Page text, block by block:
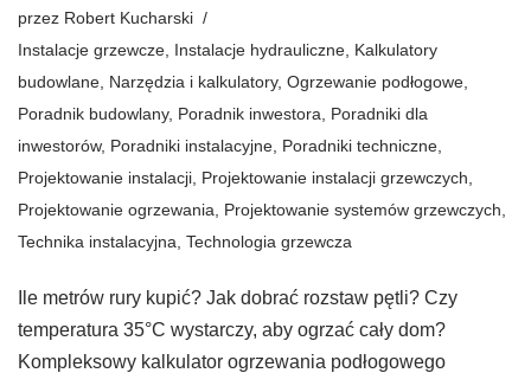
przez Robert Kucharski
Instalacje grzewcze Instalacje hydrauliczne Kalkulatory
budowlane Narzędzia i kalkulatory, Ogrzewanie podłogowe
Poradnik budowlany, Poradnik inwestora
Poradniki dla
inwestorów, Poradniki instalacyjne Poradniki techniczne
Projektowanie instalacji Projektowanie instalacji grzewczych
Projektowanie ogrzewania
Projektowanie systemów grzewczych
Technika instalacyjna Technologia grzewcza
Ile metrów rury kupić? Jak dobrać rozstaw pętli? Czy
temperatura 35°C wystarczy, aby ogrzać cały dom?
Kompleksowy kalkulator ogrzewania podłogowego